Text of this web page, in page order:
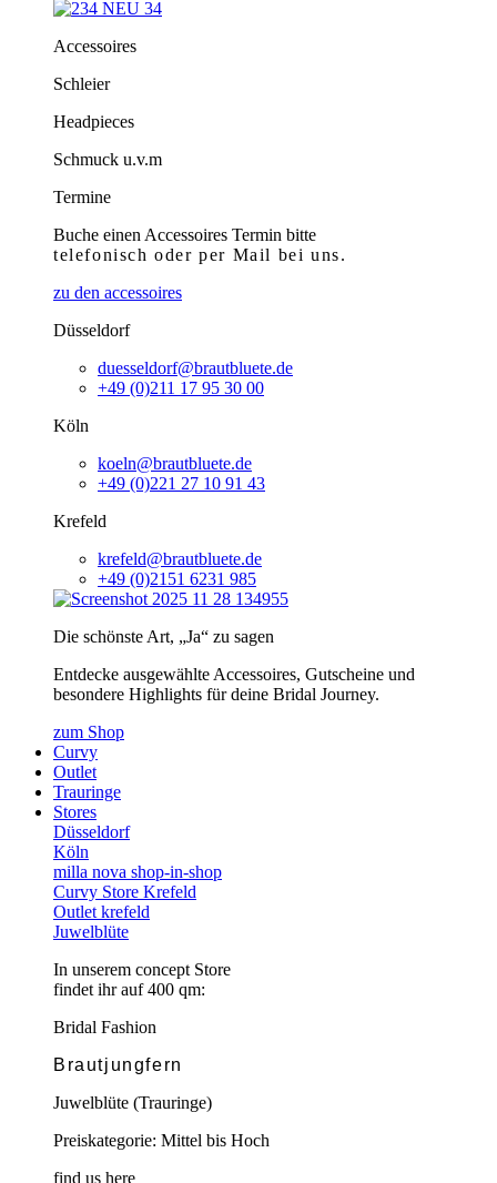
Accessoires
Schleier
Headpieces
Schmuck u.v.m
Termine
Buche einen Accessoires Termin bitte
telefonischoder per Mail bei uns.
zu den accessoires
Düsseldorf
duesseldorf@brautbluete.de
+49 (0)211 17 95 30 00
Köln
koeln@brautbluete.de
+49 (0)221 27 10 91 43
Krefeld
krefeld@brautbluete.de
+49 (0)2151 6231 985
Die schönste Art, „Ja“ zu sagen
Entdecke ausgewählte Accessoires, Gutscheine und
besondere Highlights für deine Bridal Journey.
zum Shop
Curvy
Outlet
Trauringe
Stores
Düsseldorf
Köln
milla nova shop-in-shop
Curvy Store Krefeld
Outlet krefeld
Juwelblüte
In unserem concept Store
findet ihr auf 400 qm:
Bridal Fashion
Brautjungfern
Juwelblüte (Trauringe)
Preiskategorie: Mittel bis Hoch
find us here